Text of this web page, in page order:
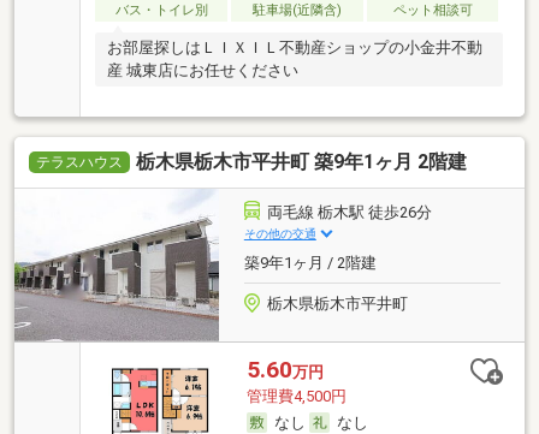
バス・トイレ別
駐車場(近隣含) ペット相談可
お部屋探しはＬＩＸＩＬ不動産ショップの小金井不動
産 城東店にお任せください
テラスハウス 栃木県栃木市平井町 築9年1ヶ月 2階建
両毛線 栃木駅 徒歩26分
その他の交通
築9年1ヶ月 / 2階建
栃木県栃木市平井町
5.60万円
管理費4,500円
なし
なし